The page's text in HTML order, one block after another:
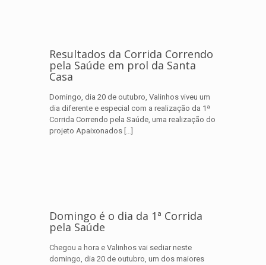
Resultados da Corrida Correndo
pela Saúde em prol da Santa
Casa
Domingo, dia 20 de outubro, Valinhos viveu um
dia diferente e especial com a realização da 1ª
Corrida Correndo pela Saúde, uma realização do
projeto Apaixonados […]
Domingo é o dia da 1ª Corrida
pela Saúde
Chegou a hora e Valinhos vai sediar neste
domingo, dia 20 de outubro, um dos maiores